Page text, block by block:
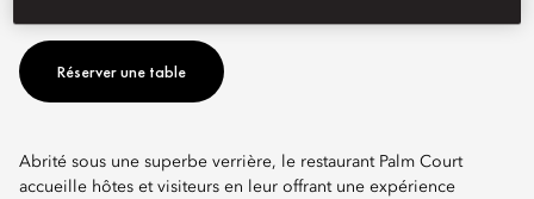
Réserver une table
Abrité sous une superbe verrière, le restaurant Palm Court
accueille hôtes et visiteurs en leur offrant une expérience